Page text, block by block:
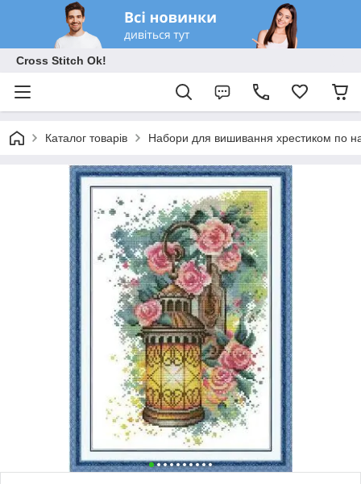
Cross Stitch Ok!
Каталог товарів Набори для вишивання хрестиком по